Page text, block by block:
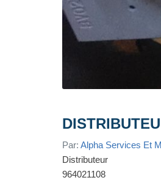
Par: Alpha Services Et
Distributeur
964021108